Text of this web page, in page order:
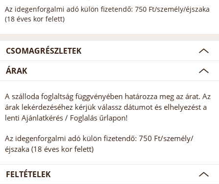
Az idegenforgalmi adó külön fizetendő: 750 Ft/személy/éjszaka
(18 éves kor felett)
CSOMAGRÉSZLETEK
ÁRAK
A szálloda foglaltság függvényében határozza meg az árat. Az
árak lekérdezéséhez kérjük válassz dátumot és elhelyezést a
lenti Ajánlatkérés / Foglalás űrlapon!
Az idegenforgalmi adó külön fizetendő: 750 Ft/személy/
éjszaka (18 éves kor felett)
FELTÉTELEK